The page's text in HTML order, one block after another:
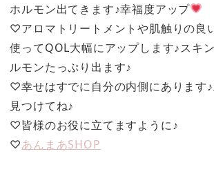
ホルモン出てきます♪幸福度アップ
♡アロマトリートメントや肌触りの良
使ってQOL大幅にアップします♪スキ
ルモンたっぷり出ます♪
♡幸せはすでに自分の内側にあります
見つけてね♪
♡皆様のお役に立てますように♪
♡あんまあSHOP